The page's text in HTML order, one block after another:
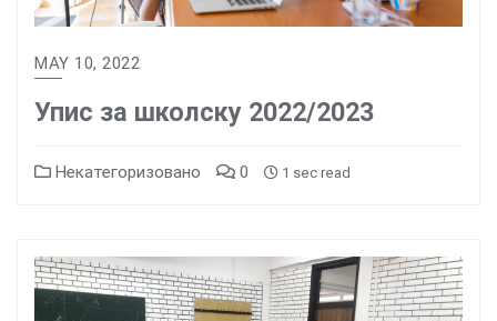
MAY 10, 2022
Упис за школску 2022/2023
Некатегоризовано 0 1 sec read